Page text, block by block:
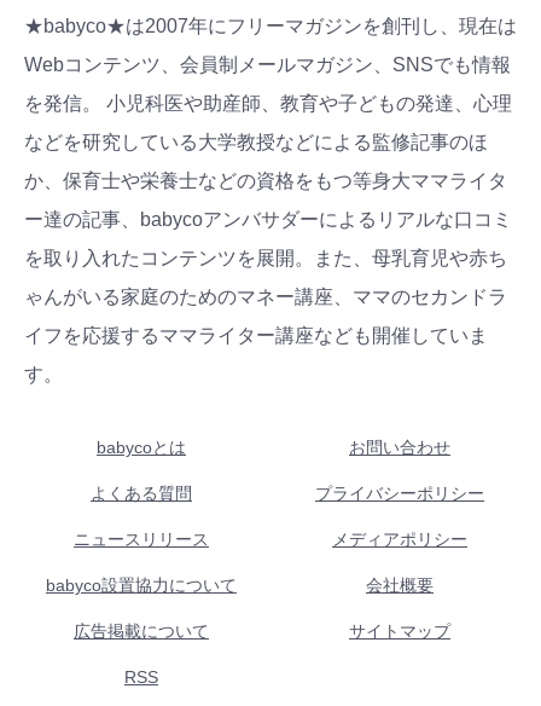
★babyco★は2007年にフリーマガジンを創刊し、現在は
Webコンテンツ、会員制メールマガジン、SNSでも情報
を発信。 小児科医や助産師、教育や子どもの発達、心理
などを研究している大学教授などによる監修記事のほ
か、保育士や栄養士などの資格をもつ等身大ママライタ
ー達の記事、babycoアンバサダーによるリアルな口コミ
を取り入れたコンテンツを展開。また、母乳育児や赤ち
ゃんがいる家庭のためのマネー講座、ママのセカンドラ
イフを応援するママライター講座なども開催していま
す。
babycoとは お問い合わせ
よくある質問 プライバシーポリシー
ニュースリリース メディアポリシー
babyco設置協力について 会社概要
広告掲載について サイトマップ
RSS